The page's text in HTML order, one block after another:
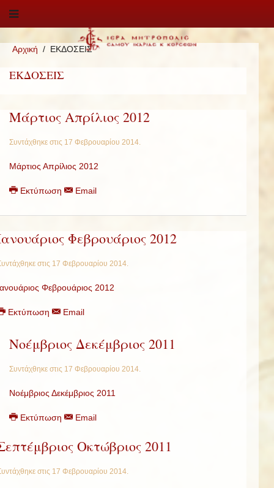
Αρχική ΕΚΔΟΣΕΙΣ
ΕΚΔΟΣΕΙΣ
Μάρτιος Απρίλιος 2012
Συντάχθηκε στις 17 Φεβρουαρίου 2014.
Μάρτιος Απρίλιος 2012
Εκτύπωση Email
Φεβρουάριος 2012
στις 17 Φεβρουαρίου 2014.
Φεβρουάριος 2012
Εκτύπωση Email
Νοέμβριος Δεκέμβριος 2011
Συντάχθηκε στις 17 Φεβρουαρίου 2014.
Νοέμβριος Δεκέμβριος 2011
Εκτύπωση Email
Οκτώβριος 2011
στις 17 Φεβρουαρίου 2014.